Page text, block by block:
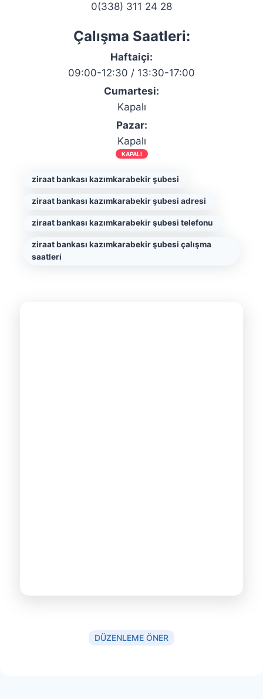
0(338) 311 24 28
Çalışma Saatleri:
Haftaiçi:
09:00-12:30 / 13:30-17:00
Cumartesi:
Kapalı
Pazar:
Kapalı
KAPALI
ziraat bankası kazımkarabekir şubesi
ziraat bankası kazımkarabekir şubesi adresi
ziraat bankası kazımkarabekir şubesi telefonu
ziraat bankası kazımkarabekir şubesi çalışma
saatleri
DÜZENLEME ÖNER